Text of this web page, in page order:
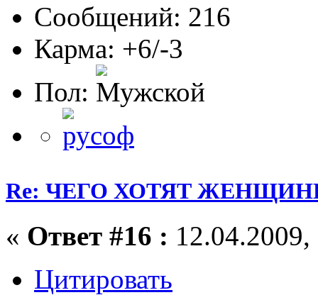
Сообщений: 216
Карма: +6/-3
Пол:
Re: ЧЕГО ХОТЯТ
« Ответ #16 :
Цитировать